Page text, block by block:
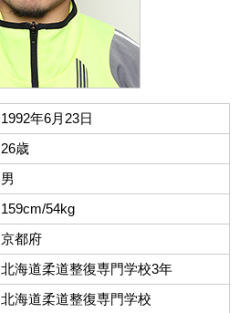
1992年6月23日
26歳
男
159cm/54kg
京都府
北海道柔道整復専門学校3年
北海道柔道整復専門学校